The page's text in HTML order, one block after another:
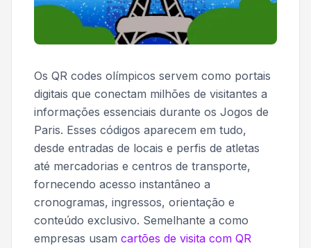
Os QR codes olímpicos servem como portais
digitais que conectam milhões de visitantes a
informações essenciais durante os Jogos de
Paris. Esses códigos aparecem em tudo,
desde entradas de locais e perfis de atletas
até mercadorias e centros de transporte,
fornecendo acesso instantâneo a
cronogramas, ingressos, orientação e
conteúdo exclusivo. Semelhante a como
empresas usam cartões de visita com QR